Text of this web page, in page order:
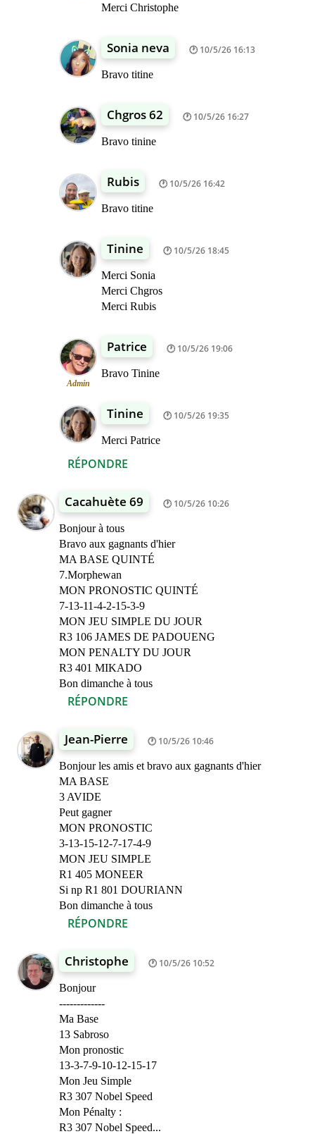
RÉPONDRE
Merci Christophe
Sonia neva 10/5/26 16:13
Bravo titine
Chgros 62 10/5/26 16:27
Bravo tinine
Rubis 10/5/26 16:42
Bravo titine
Tinine 10/5/26 18:45
Merci Sonia
Merci Chgros
Merci Rubis
Admin
Patrice 10/5/26 19:06
Bravo Tinine
Tinine 10/5/26 19:35
Merci Patrice
Cacahuète 69 10/5/26 10:26
Bonjour à tous
Bravo aux gagnants d'hier
MA BASE QUINTÉ
7.Morphewan
MON PRONOSTIC QUINTÉ
7-13-11-4-2-15-3-9
MON JEU SIMPLE DU JOUR
R3 106 JAMES DE PADOUENG
MON PENALTY DU JOUR
R3 401 MIKADO
Bon dimanche à tous
RÉPONDRE
Jean-Pierre 10/5/26 10:46
Bonjour les amis et bravo aux gagnants d'hier
MA BASE
3 AVIDE
Peut gagner
MON PRONOSTIC
3-13-15-12-7-17-4-9
MON JEU SIMPLE
R1 405 MONEER
Si np R1 801 DOURIANN
Bon dimanche à tous
RÉPONDRE
Christophe 10/5/26 10:52
Bonjour
-------------
Ma Base
13 Sabroso
Mon pronostic
13-3-7-9-10-12-15-17
Mon Jeu Simple
R3 307 Nobel Speed
Mon Pénalty :
R3 307 Nobel Speed...